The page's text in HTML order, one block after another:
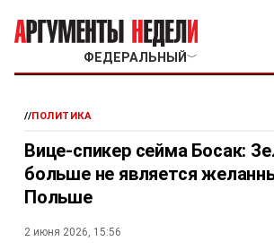
ФЕДЕРАЛЬНЫЙ ﹀
//ПОЛИТИКА
Вице-спикер сейма Босак:
больше не является
Польше
2 июня 2026, 15:56